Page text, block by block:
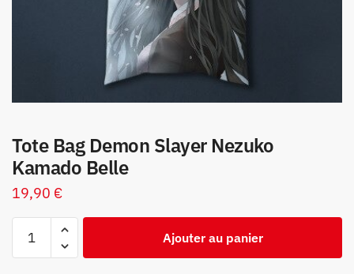
Tote Bag Demon Slayer Nezuko
Kamado Belle
19,90 €
Ajouter au panier